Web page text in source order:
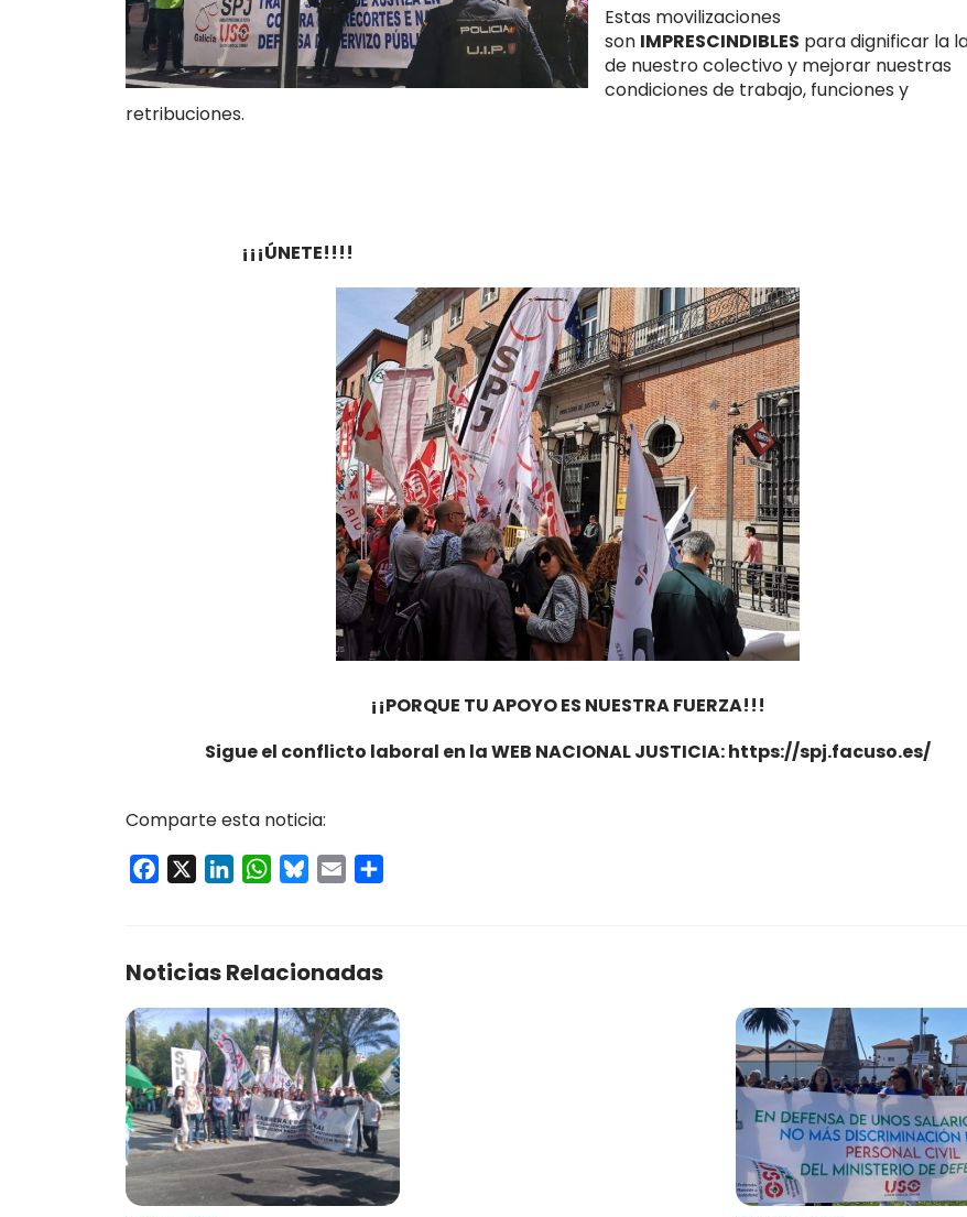
Estas movilizaciones
son IMPRESCINDIBLES para dignificar la
de nuestro colectivo y mejorar nuestras
condiciones de trabajo, funciones y
retribuciones.
¡¡¡ÚNETE!!!!
¡¡PORQUE TU APOYO ES NUESTRA FUERZA!!!
Sigue el conflicto laboral en la WEB NACIONAL JUSTICIA: https://spj.facuso.es/
Comparte esta noticia:
Facebook LinkedInWhatsApp
Bluesky
Email
Noticias Relacionadas